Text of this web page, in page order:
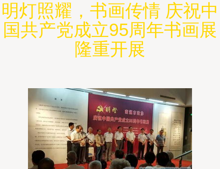
明灯照耀，书画传情 庆祝中
国共产党成立95周年书画展
隆重开展